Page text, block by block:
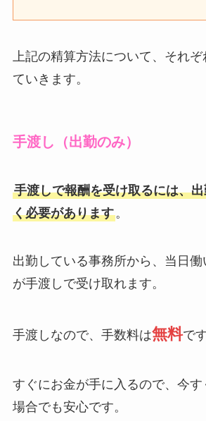
上記の精算方法について、それぞ
ていきます。
手渡し（出勤のみ）
手渡しで報酬を受け取るには、
く必要があります。
出勤している事務所から、当日
が手渡しで受け取れます。
手渡しなので、手数料は無料です
すぐにお金が手に入るので、今
場合でも安心です。